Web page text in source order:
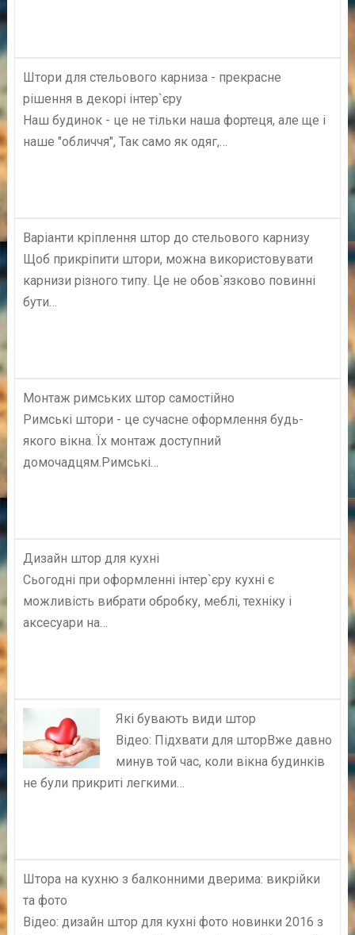
Штори для стельового карниза - прекрасне
рішення в декорі інтер`єру
Наш будинок - це не тільки наша фортеця, але ще і
наше "обличчя", Так само як одяг,…
Варіанти кріплення штор до стельового карнизу
Щоб прикріпити штори, можна використовувати
карнизи різного типу. Це не обов`язково повинні
бути…
Монтаж римських штор самостійно
Римські штори - це сучасне оформлення будь-
якого вікна. Їх монтаж доступний
домочадцям.Римські…
Дизайн штор для кухні
Сьогодні при оформленні інтер`єру кухні є
можливість вибрати обробку, меблі, техніку і
аксесуари на…
Які бувають види штор
Відео: Підхвати для шторВже давно
минув той час, коли вікна будинків
не були прикриті легкими…
Штора на кухню з балконними дверима: викрійки
та фото
Відео: дизайн штор для кухні фото новинки 2016 з